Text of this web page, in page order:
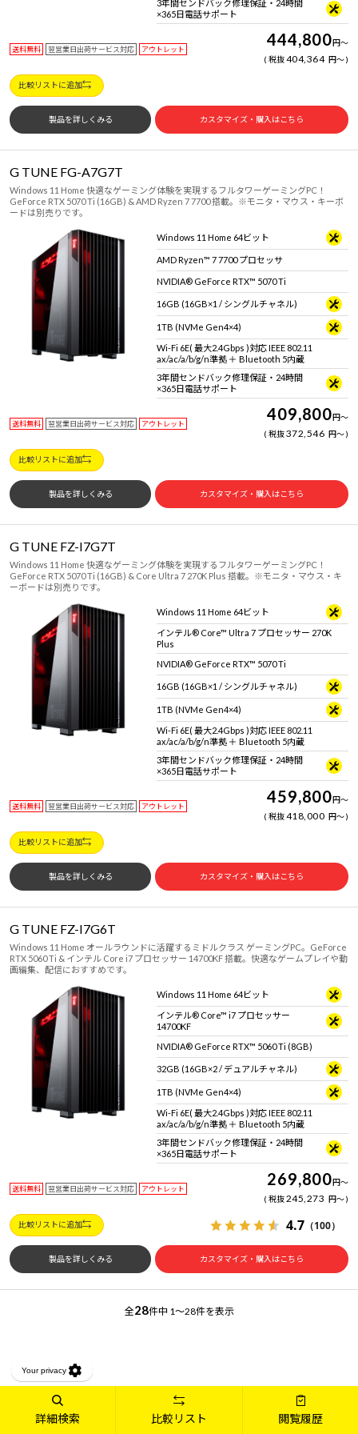
3年間センドバック修理保証・24時間
×365日電話サポート
送料無料 翌営業日出荷サービス対応 アウトレット 444,800円～
税抜404,364 円～
比較リストに追加
製品を詳しくみる カスタマイズ・購入はこちら
G TUNE FG-A7G7T
Windows 11 Home 快適なゲーミング体験を実現するフルタワーゲーミングPC！
GeForce RTX 5070 Ti (16GB) & AMD Ryzen 7 7700 搭載。※モニタ・マウス・キーボ
ードは別売りです。
Windows 11 Home 64ビット
AMD Ryzen™ 7 7700 プロセッサ
NVIDIA® GeForce RTX™ 5070 Ti
16GB (16GB×1 / シングルチャネル)
1TB (NVMe Gen4×4)
Wi-Fi 6E( 最大2.4Gbps )対応 IEEE 802.11
ax/ac/a/b/g/n準拠 ＋ Bluetooth 5内蔵
3年間センドバック修理保証・24時間
×365日電話サポート
送料無料 翌営業日出荷サービス対応 アウトレット 409,800円～
税抜372,546 円～
比較リストに追加
製品を詳しくみる カスタマイズ・購入はこちら
G TUNE FZ-I7G7T
Windows 11 Home 快適なゲーミング体験を実現するフルタワーゲーミングPC！
GeForce RTX 5070 Ti (16GB) & Core Ultra 7 270K Plus 搭載。※モニタ・マウス・キ
ーボードは別売りです。
Windows 11 Home 64ビット
インテル® Core™ Ultra 7 プロセッサー 270K
Plus
NVIDIA® GeForce RTX™ 5070 Ti
16GB (16GB×1 / シングルチャネル)
1TB (NVMe Gen4×4)
Wi-Fi 6E( 最大2.4Gbps )対応 IEEE 802.11
ax/ac/a/b/g/n準拠 ＋ Bluetooth 5内蔵
3年間センドバック修理保証・24時間
×365日電話サポート
送料無料 翌営業日出荷サービス対応 アウトレット 459,800円～
税抜418,000 円～
比較リストに追加
製品を詳しくみる カスタマイズ・購入はこちら
G TUNE FZ-I7G6T
Windows 11 Home オールラウンドに活躍するミドルクラス ゲーミングPC。GeForce
RTX 5060 Ti & インテル Core i7 プロセッサー 14700KF 搭載。快適なゲームプレイや動
画編集、配信におすすめです。
Windows 11 Home 64ビット
インテル® Core™ i7 プロセッサー
14700KF
NVIDIA® GeForce RTX™ 5060 Ti (8GB)
32GB (16GB×2 / デュアルチャネル)
1TB (NVMe Gen4×4)
Wi-Fi 6E( 最大2.4Gbps )対応 IEEE 802.11
ax/ac/a/b/g/n準拠 ＋ Bluetooth 5内蔵
3年間センドバック修理保証・24時間
×365日電話サポート
送料無料 翌営業日出荷サービス対応 アウトレット 269,800円～
税抜245,273 円～
比較リストに追加 4.7 （100）
製品を詳しくみる カスタマイズ・購入はこちら
全28件中 1～28件を表示
アウトレットパソコンはココがお得＆安心！
詳細検索 比較リスト 閲覧履歴